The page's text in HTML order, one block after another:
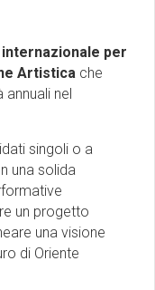
ernazionale per
Artistica che
nel
singoli o a
una solida
un progetto
una visione
di Oriente